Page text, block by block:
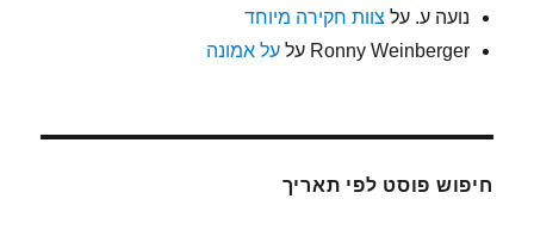
נועה ע. על צוות חקירה מיוחד
Ronny Weinberger עלעל אמונה
חיפוש פוסט לפי תאריך